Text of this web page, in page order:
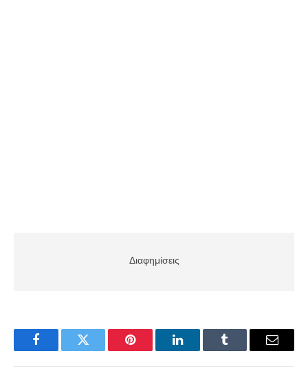
Διαφημίσεις
FacebookTwitter Pinterest LinkedInTumblr Email